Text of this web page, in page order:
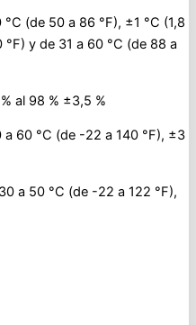
(de 50 a 86 °F), ±1 °C (1,8
y de 31 a 60 °C (de 88 a
al 98 % ±3,5 %
60 °C (de -22 a 140 °F), ±3
a 50 °C (de -22 a 122 °F),